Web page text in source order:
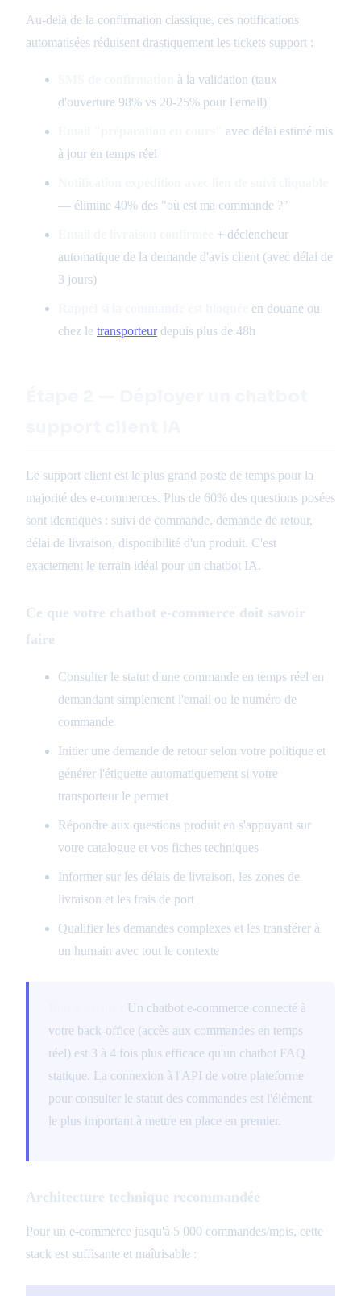
Au-delà de la confirmation classique, ces notifications
automatisées réduisent drastiquement les tickets support :
à la validation (taux
d'ouverture 98% vs 20-25% pour l'email)
avec délai estimé mis
à jour en temps réel
— élimine 40% des "où est ma commande ?"
+ déclencheur
automatique de la demande d'avis client (avec délai de
3 jours)
en douane ou
chez le transporteurdepuis plus de 48h
Le support client est le plus grand poste de temps pour la
majorité des e-commerces. Plus de 60% des questions posées
sont identiques : suivi de commande, demande de retour,
délai de livraison, disponibilité d'un produit. C'est
exactement le terrain idéal pour un chatbot IA.
Ce que votre chatbot e-commerce doit savoir
faire
Consulter le statut d'une commande en temps réel en
demandant simplement l'email ou le numéro de
commande
Initier une demande de retour selon votre politique et
générer l'étiquette automatiquement si votre
transporteur le permet
Répondre aux questions produit en s'appuyant sur
votre catalogue et vos fiches techniques
Informer sur les délais de livraison, les zones de
livraison et les frais de port
Qualifier les demandes complexes et les transférer à
un humain avec tout le contexte
Un chatbot e-commerce connecté à
votre back-office (accès aux commandes en temps
réel) est 3 à 4 fois plus efficace qu'un chatbot FAQ
statique. La connexion à l'API de votre plateforme
pour consulter le statut des commandes est l'élément
le plus important à mettre en place en premier.
Architecture technique recommandée
Pour un e-commerce jusqu'à 5 000 commandes/mois, cette
stack est suffisante et maîtrisable :